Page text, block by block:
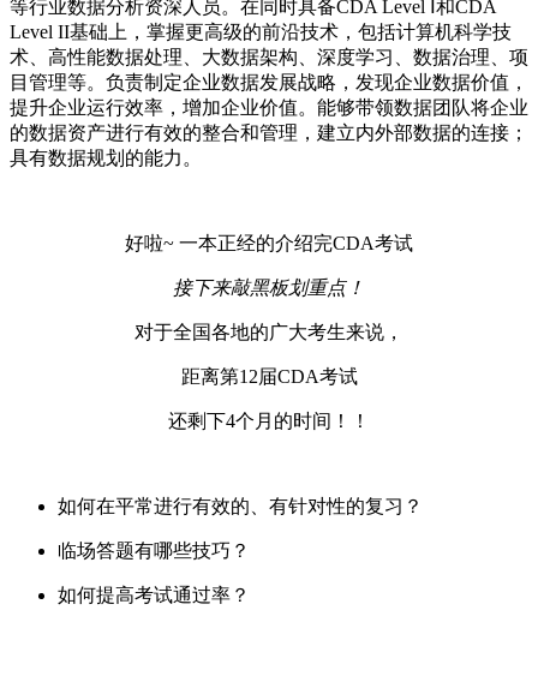
等行业数据分析资深人员。在同时具备CDA Level Ⅰ和CDA
Level II基础上，掌握更高级的前沿技术，包括计算机科学技
术、高性能数据处理、大数据架构、深度学习、数据治理、项
目管理等。负责制定企业数据发展战略，发现企业数据价值，
提升企业运行效率，增加企业价值。能够带领数据团队将企业
的数据资产进行有效的整合和管理，建立内外部数据的连接；
具有数据规划的能力。
好啦~ 一本正经的介绍完CDA考试
接下来敲黑板划重点！
对于全国各地的广大考生来说，
距离第12届CDA考试
还剩下4个月的时间！！
如何在平常进行有效的、有针对性的复习？
临场答题有哪些技巧？
如何提高考试通过率？